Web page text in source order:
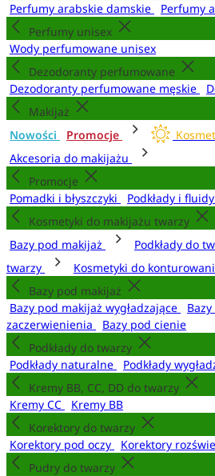
Perfumy arabskie damskie
Perfumy
Perfumy unisex
Wody perfumowane unisex
Dezodoranty perfumowane
Dezodoranty perfumowane męskie
Makijaż
Nowości
Promocje
Akcesoria do makijażu
Promocje
Pomadki i błyszczyki
Podkłady i fluidy
Kosmetyki do makijażu twarzy
Bazy pod makijaż
Podkłady do
twarzy
Kosmetyki do
Bazy pod makijaż
Bazy pod makijaż wygładzające
zaczerwienienia
Bazy pod cienie
Podkłady do twarzy
Podkłady naturalne
Podkłady
Kremy BB, CC, DD do twarzy
Kremy CC
Kremy BB
Korektory do twarzy
Korektory pod oczy
Korektory
Pudry do twarzy